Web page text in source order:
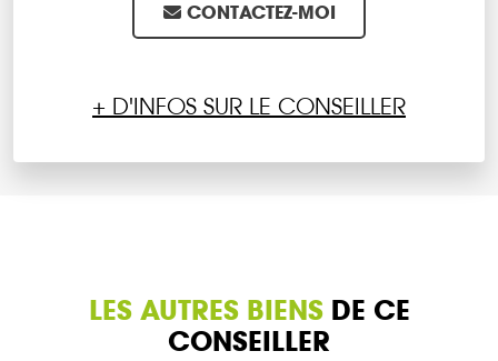
CONTACTEZ-MOI
+ D'INFOS SUR LE CONSEILLER
LES AUTRES BIENSDE CE
CONSEILLER